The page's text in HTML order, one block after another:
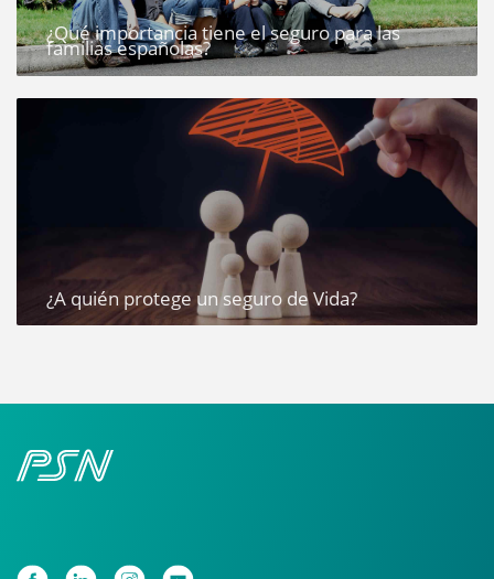
¿Qué importancia tiene el seguro para las
familias españolas?
¿A quién protege un seguro de Vida?